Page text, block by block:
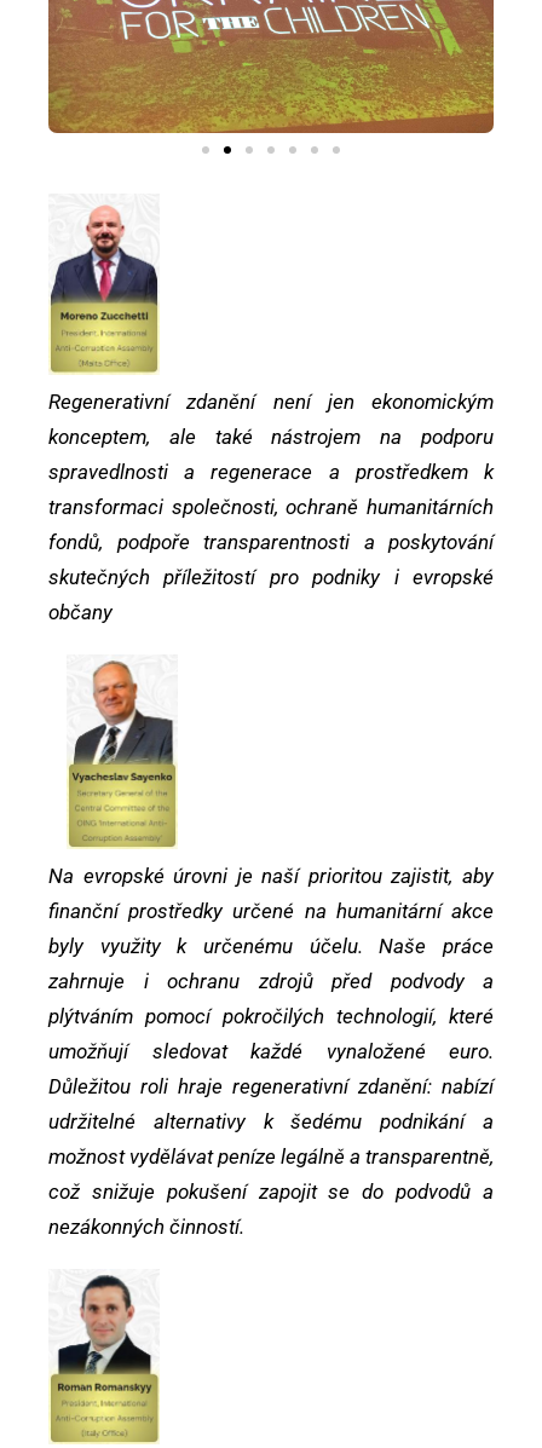
Regenerativní zdanění není jen ekonomickým
konceptem, ale také nástrojem na podporu
spravedlnosti a regenerace a prostředkem k
transformaci společnosti, ochraně humanitárních
fondů, podpoře transparentnosti a poskytování
skutečných příležitostí pro podniky i evropské
občany
Na evropské úrovni je naší prioritou zajistit, aby
finanční prostředky určené na humanitární akce
byly využity k určenému účelu. Naše práce
zahrnuje i ochranu zdrojů před podvody a
plýtváním pomocí pokročilých technologií, které
umožňují sledovat každé vynaložené euro.
Důležitou roli hraje regenerativní zdanění: nabízí
udržitelné alternativy k šedému podnikání a
možnost vydělávat peníze legálně a transparentně,
což snižuje pokušení zapojit se do podvodů a
nezákonných činností.